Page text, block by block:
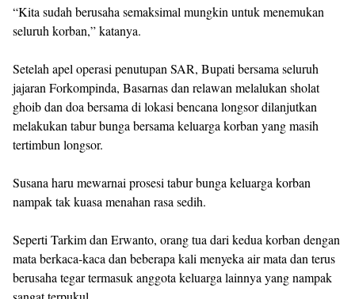
“Kita sudah berusaha semaksimal mungkin untuk menemukan
seluruh korban,” katanya.
Setelah apel operasi penutupan SAR, Bupati bersama seluruh
jajaran Forkompinda, Basarnas dan relawan melalukan sholat
ghoib dan doa bersama di lokasi bencana longsor dilanjutkan
melakukan tabur bunga bersama keluarga korban yang masih
tertimbun longsor.
Susana haru mewarnai prosesi tabur bunga keluarga korban
nampak tak kuasa menahan rasa sedih.
Seperti Tarkim dan Erwanto, orang tua dari kedua korban dengan
mata berkaca-kaca dan beberapa kali menyeka air mata dan terus
berusaha tegar termasuk anggota keluarga lainnya yang nampak